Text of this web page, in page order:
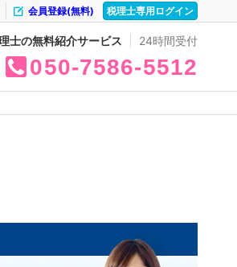
税理士専用ログイン
会員登録(無料)
士の無料紹介サービス 24時間受付
050 7586 5512